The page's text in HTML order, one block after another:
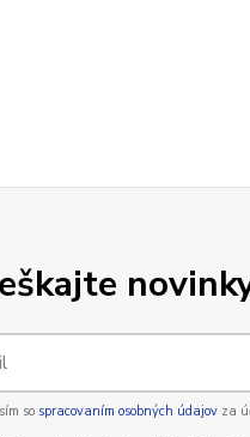
so spracovaním osobných údajovza